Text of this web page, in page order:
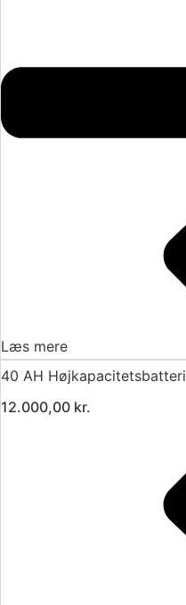
Læs mere
40 AH Højkapacitetsbatteri
12.000,00 kr.